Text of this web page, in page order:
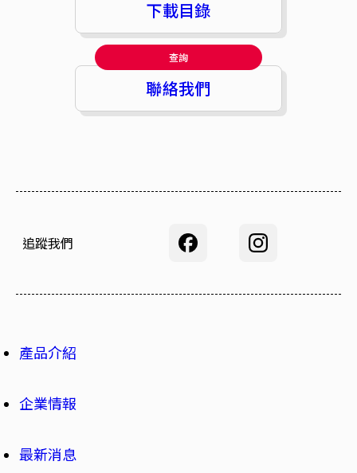
下載目錄
查詢
聯絡我們
產品介紹
企業情報
最新消息
追蹤我們